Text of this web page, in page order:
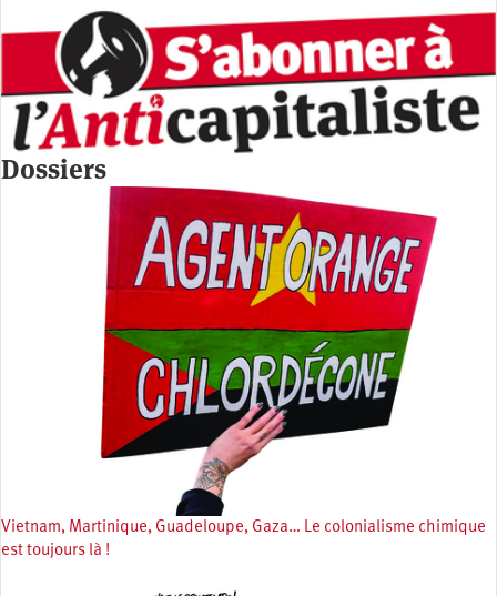
Dossiers
Vietnam, Martinique, Guadeloupe, Gaza… Le colonialisme chimique
est toujours là !